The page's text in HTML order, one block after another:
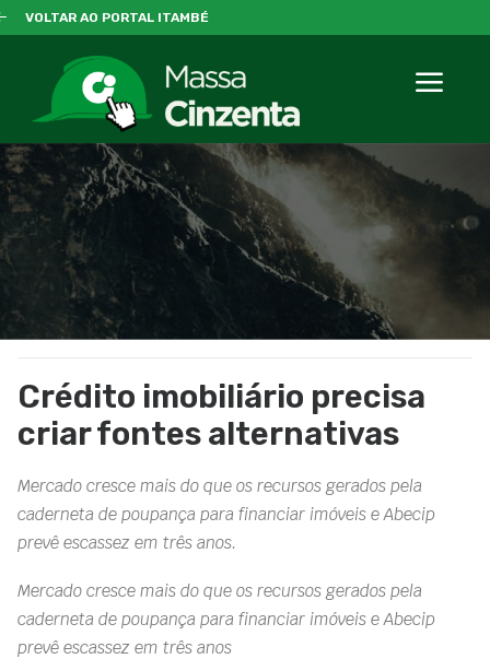
VOLTAR AO PORTAL ITAMBÉ
Crédito imobiliário precisa
criar fontes alternativas
Mercado cresce mais do que os recursos gerados pela
caderneta de poupança para financiar imóveis e Abecip
prevê escassez em três anos.
Mercado cresce mais do que os recursos gerados pela
caderneta de poupança para financiar imóveis e Abecip
prevê escassez em três anos